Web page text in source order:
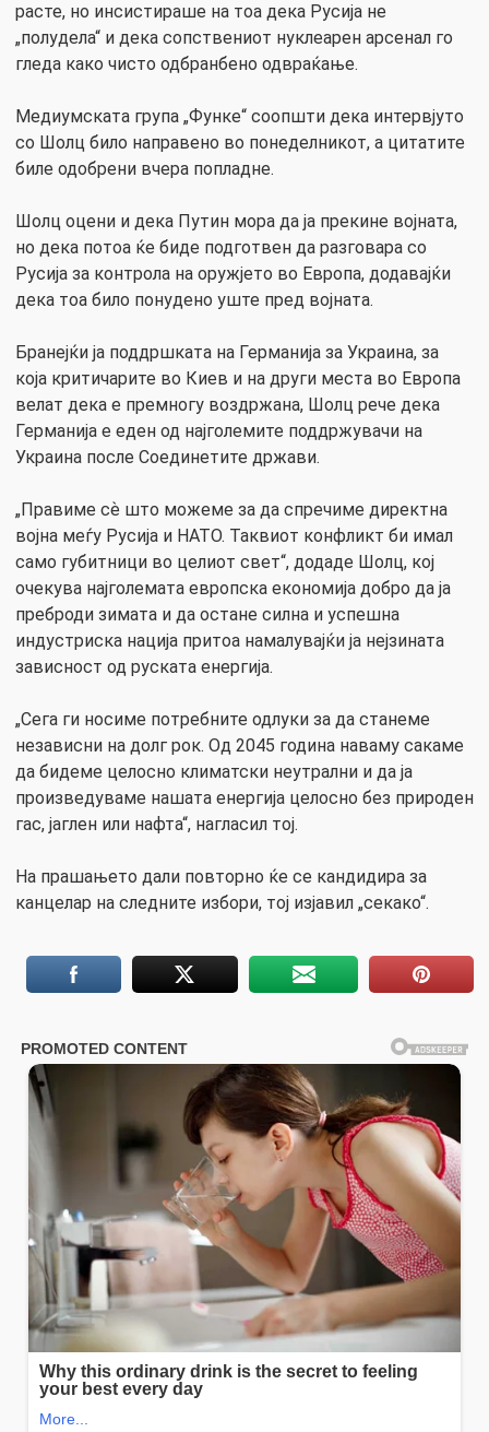
расте, но инсистираше на тоа дека Русија не
„полудела“ и дека сопствениот нуклеарен арсенал го
гледа како чисто одбранбено одвраќање.
Медиумската група „Функе“ соопшти дека интервјуто
со Шолц било направено во понеделникот, а цитатите
биле одобрени вчера попладне.
Шолц оцени и дека Путин мора да ја прекине војната,
но дека потоа ќе биде подготвен да разговара со
Русија за контрола на оружјето во Европа, додавајќи
дека тоа било понудено уште пред војната.
Бранејќи ја поддршката на Германија за Украина, за
која критичарите во Киев и на други места во Европа
велат дека е премногу воздржана, Шолц рече дека
Германија е еден од најголемите поддржувачи на
Украина после Соединетите држави.
„Правиме сѐ што можеме за да спречиме директна
војна меѓу Русија и НАТО. Таквиот конфликт би имал
само губитници во целиот свет“, додаде Шолц, кој
очекува најголемата европска економија добро да ја
преброди зимата и да остане силна и успешна
индустриска нација притоа намалувајќи ја нејзината
зависност од руската енергија.
„Сега ги носиме потребните одлуки за да станеме
независни на долг рок. Од 2045 година наваму сакаме
да бидеме целосно климатски неутрални и да ја
произведуваме нашата енергија целосно без природен
гас, јаглен или нафта“, нагласил тој.
На прашањето дали повторно ќе се кандидира за
канцелар на следните избори, тој изјавил „секако“.